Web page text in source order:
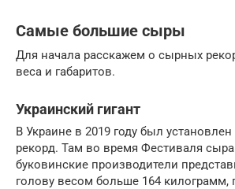
Самые большие сыры
Для начала расскажем о сырных
веса и габаритов.
Украинский гигант
В Украине в 2019 году был
рекорд. Там во время Фестиваля
буковинские производители
голову весом больше 164 килограмм,